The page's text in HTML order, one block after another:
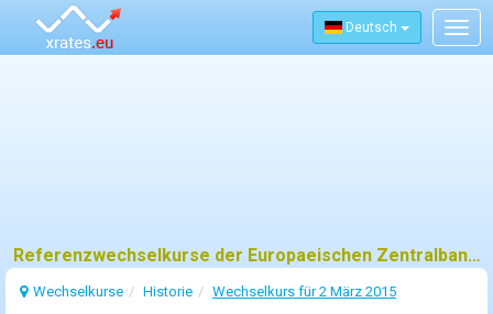
Deutsch
Referenzwechselkurse der Europaeischen Zentralbank (EZB) fuer 2 märz 2015
Wechselkurse Historie Wechselkurs für 2 März 2015